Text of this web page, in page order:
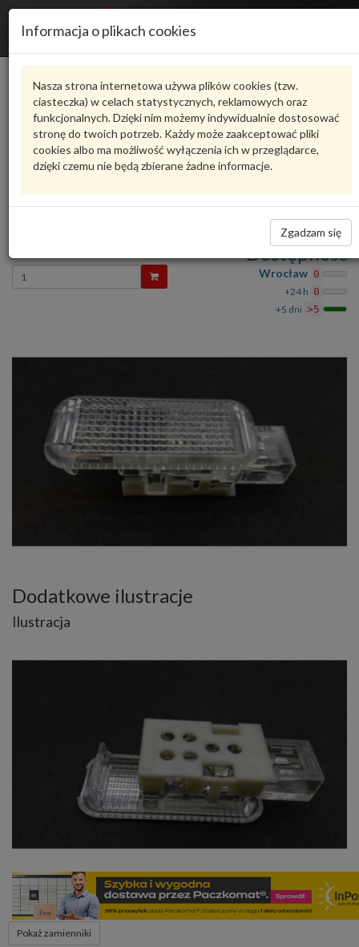
Informacja o plikach cookies
Nasza strona internetowa używa plików cookies (tzw.
ciasteczka) w celach statystycznych, reklamowych oraz
funkcjonalnych. Dzięki nim możemy indywidualnie dostosować
stronę do twoich potrzeb. Każdy może zaakceptować pliki
cookies albo ma możliwość wyłączenia ich w przeglądarce,
dzięki czemu nie będą zbierane żadne informacje.
Zgadzam się
Karta produktu
8D0947415VAG
VAG - produkt oryginalny VW AUDI SEAT SKODA
Zadaj pytanie o produkt LAMPKA 8D0947415 VAG
Wprowadź
ilość
Dostępność
Wrocław 0
+24 h 0
+5 dni >5
Dodatkowe ilustracje
Ilustracja
Pokaż zamienniki